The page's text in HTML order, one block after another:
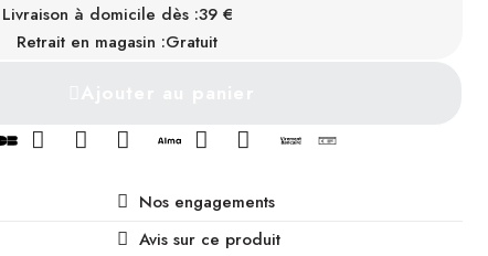
INDISPONIBLE
Livraison à domicile dès :39 €
Retrait en magasin :Gratuit
Nos engagements
Avis sur ce produit